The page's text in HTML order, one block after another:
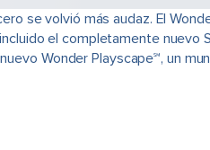
se volvió más audaz. El
el completamente
Wonder Playscape℠, un